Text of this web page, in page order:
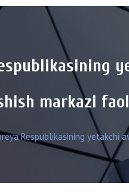
markazi
Respublikasining yetakchi